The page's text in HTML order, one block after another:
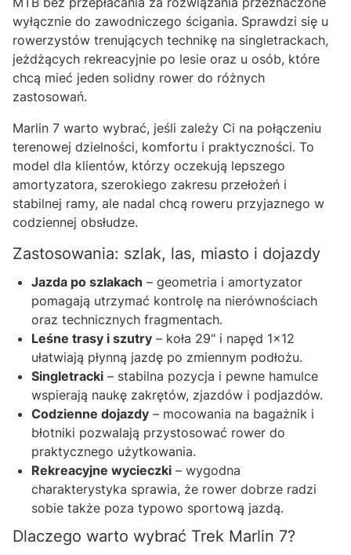
wyłącznie do zawodniczego ścigania. Sprawdzi się u
rowerzystów trenujących technikę na singletrackach,
jeżdżących rekreacyjnie po lesie oraz u osób, które
chcą mieć jeden solidny rower do różnych
zastosowań.
Marlin 7 warto wybrać, jeśli zależy Ci na połączeniu
terenowej dzielności, komfortu i praktyczności. To
model dla klientów, którzy oczekują lepszego
amortyzatora, szerokiego zakresu przełożeń i
stabilnej ramy, ale nadal chcą roweru przyjaznego w
codziennej obsłudze.
Zastosowania: szlak, las, miasto i dojazdy
Jazda po szlakach – geometria i amortyzator
pomagają utrzymać kontrolę na nierównościach
oraz technicznych fragmentach.
Leśne trasy i szutry – koła 29" i napęd 1x12
ułatwiają płynną jazdę po zmiennym podłożu.
Singletracki – stabilna pozycja i pewne hamulce
wspierają naukę zakrętów, zjazdów i podjazdów.
Codzienne dojazdy – mocowania na bagażnik i
błotniki pozwalają przystosować rower do
praktycznego użytkowania.
Rekreacyjne wycieczki – wygodna
charakterystyka sprawia, że rower dobrze radzi
sobie także poza typowo sportową jazdą.
Dlaczego warto wybrać Trek Marlin 7?